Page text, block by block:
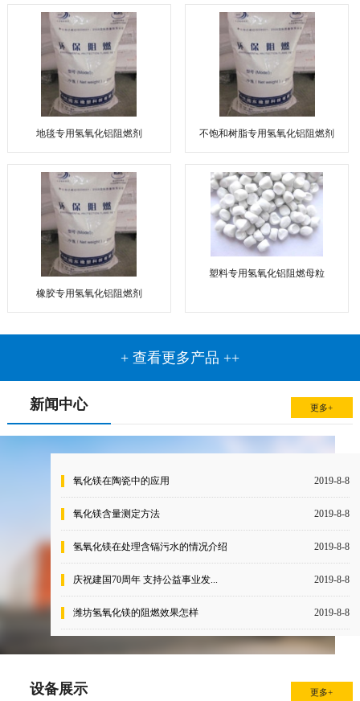
地毯专用氢氧化铝阻燃剂 不饱和树脂专用氢氧化铝阻燃剂
橡胶专用氢氧化铝阻燃剂
塑料专用氢氧化铝阻燃母粒
+ 查看更多产品 ++
新闻中心 更多+
氧化镁在陶瓷中的应用 2019-8-8
氧化镁含量测定方法 2019-8-8
氢氧化镁在处理含镉污水的情况介绍 2019-8-8
庆祝建国70周年 支持公益事业发... 2019-8-8
潍坊氢氧化镁的阻燃效果怎样 2019-8-8
设备展示 更多+